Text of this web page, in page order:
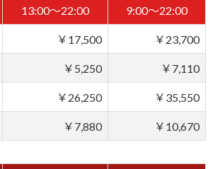
13:00～22:00 9:00～22:00
￥17,500 ￥23,700
￥5,250 ￥7,110
￥26,250 ￥35,550
￥7,880 ￥10,670